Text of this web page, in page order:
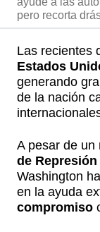
pero recorta
Las recientes
Estados
generando
de la nación
A pesar de un
de
Washington
en la ayuda
compromiso